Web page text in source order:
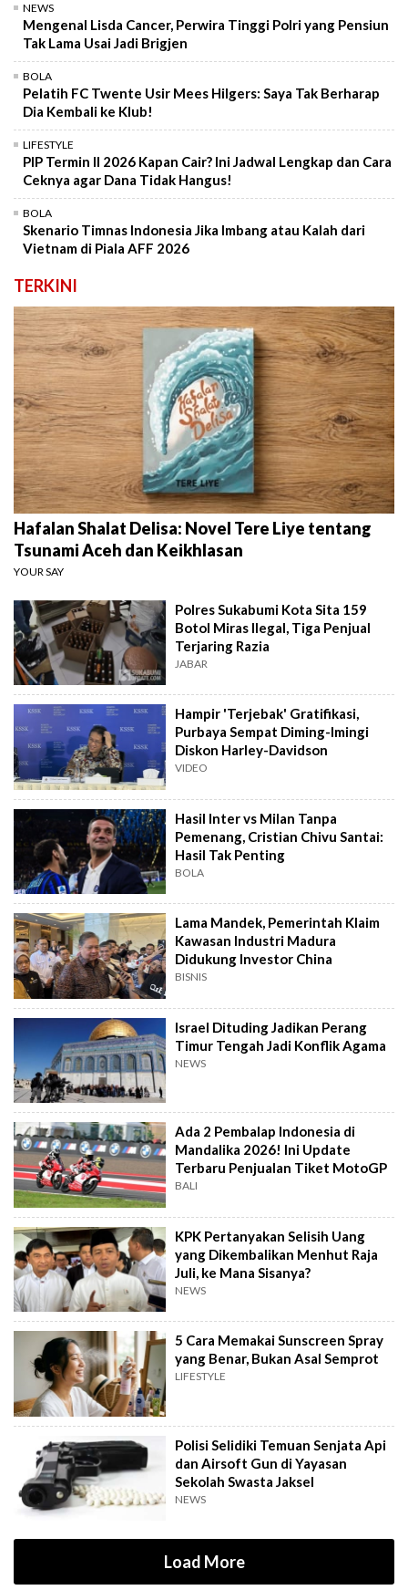
NEWS
Mengenal Lisda Cancer, Perwira Tinggi Polri yang Pensiun
Tak Lama Usai Jadi Brigjen
BOLA
Pelatih FC Twente Usir Mees Hilgers: Saya Tak Berharap
Dia Kembali ke Klub!
LIFESTYLE
PIP Termin II 2026 Kapan Cair? Ini Jadwal Lengkap dan Cara
Ceknya agar Dana Tidak Hangus!
BOLA
Skenario Timnas Indonesia Jika Imbang atau Kalah dari
Vietnam di Piala AFF 2026
TERKINI
Hafalan Shalat Delisa: Novel Tere Liye tentang
Tsunami Aceh dan Keikhlasan
YOUR SAY
Polres Sukabumi Kota Sita 159
Botol Miras Ilegal, Tiga Penjual
Terjaring Razia
JABAR
Hampir 'Terjebak' Gratifikasi,
Purbaya Sempat Diming-Imingi
Diskon Harley-Davidson
VIDEO
Hasil Inter vs Milan Tanpa
Pemenang, Cristian Chivu Santai:
Hasil Tak Penting
BOLA
Lama Mandek, Pemerintah Klaim
Kawasan Industri Madura
Didukung Investor China
BISNIS
Israel Dituding Jadikan Perang
Timur Tengah Jadi Konflik Agama
NEWS
Ada 2 Pembalap Indonesia di
Mandalika 2026! Ini Update
Terbaru Penjualan Tiket MotoGP
BALI
KPK Pertanyakan Selisih Uang
yang Dikembalikan Menhut Raja
Juli, ke Mana Sisanya?
NEWS
5 Cara Memakai Sunscreen Spray
yang Benar, Bukan Asal Semprot
LIFESTYLE
Polisi Selidiki Temuan Senjata Api
dan Airsoft Gun di Yayasan
Sekolah Swasta Jaksel
NEWS
Load More